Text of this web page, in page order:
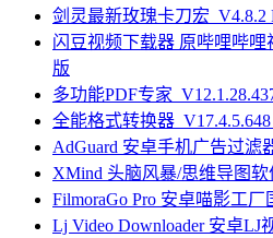
剑灵最新玫瑰卡刀宏_V4.8.2
闪豆视频下载器 原哔哩哔哩
版
多功能PDF专家
全能格式转换器
AdGuard 安卓手机广告过滤
XMind 头脑风暴/思维导图软
FilmoraGo Pro 安卓喵影工
Lj Video Downloader 安卓LJ